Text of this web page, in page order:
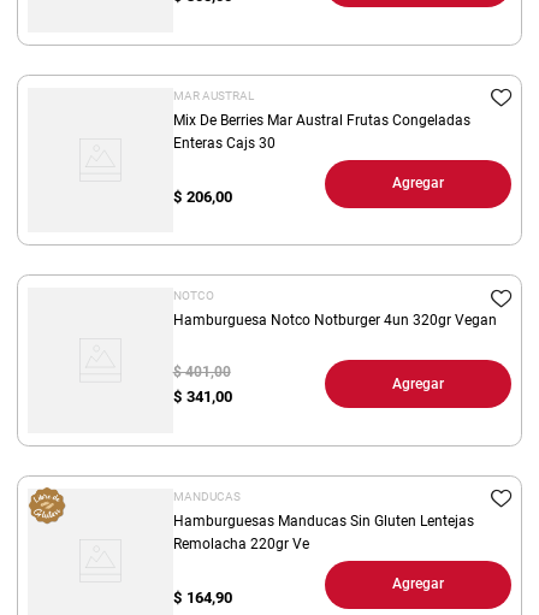
MAR AUSTRAL
Mix De Berries Mar Austral Frutas Congeladas
Enteras Cajs 30
$ 206,00
Agregar
NOTCO
Hamburguesa Notco Notburger 4un 320gr Vegan
$ 341,00
$ 401,00
Agregar
MANDUCAS
Hamburguesas Manducas Sin Gluten Lentejas
Remolacha 220gr Ve
$ 164,90
Agregar